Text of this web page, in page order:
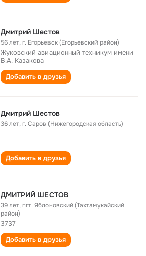
Дмитрий Шестов
56 лет,г. Егорьевск (Егорьевский район)
Жуковский авиационный техникум имени
В.А. Казакова
Добавить в друзья
Дмитрий Шестов
36 лет,г. Саров (Нижегородская область)
Добавить в друзья
ДМИТРИЙ ШЕСТОВ
39 лет,пгт. Яблоновский (Тахтамукайский
район)
3737
Добавить в друзья